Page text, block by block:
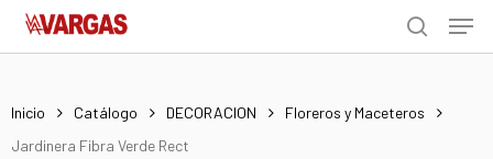
Skip
search
Menu
Inicio Catálogo DECORACION
Floreros y Maceteros
Jardinera Fibra Verde Rect